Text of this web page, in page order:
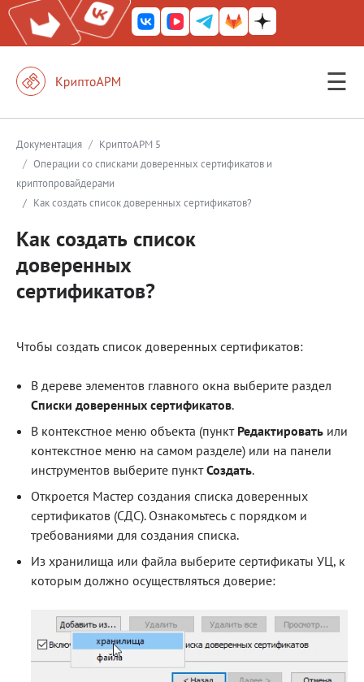
☰
КриптоАРМ Server
Железный почтовый ящик
КриптоАРМ Mobile
Решения
Блог
Документация
Получить КЭП
Магазин
Полная версия сайта
Документация / КриптоАРМ 5
/ Операции со списками доверенных сертификатов и
криптопровайдерами
/ Как создать список доверенных сертификатов?
Как создать список
доверенных
сертификатов?
Чтобы создать список доверенных сертификатов:
В дереве элементов главного окна выберите раздел
Списки доверенных сертификатов.
В контекстное меню объекта (пункт Редактировать или
контекстное меню на самом разделе) или на панели
инструментов выберите пунктСоздать.
Откроется Мастер создания списка доверенных
сертификатов (СДС). Ознакомьтесь с порядком и
требованиями для создания списка.
Из хранилища или файла выберите сертификаты УЦ, к
которым должно осуществляться доверие: